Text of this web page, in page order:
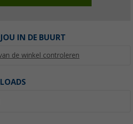
IN DE BUURT
de winkel controleren